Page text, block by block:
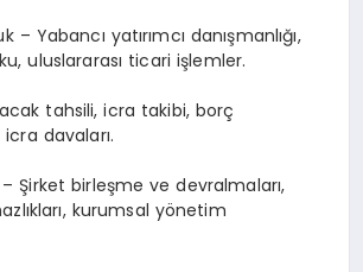
– Yabancı yatırımcı danışmanlığı,
uluslararası ticari işlemler.
tahsili, icra takibi, borç
davaları.
Şirket birleşme ve devralmaları,
kurumsal yönetim